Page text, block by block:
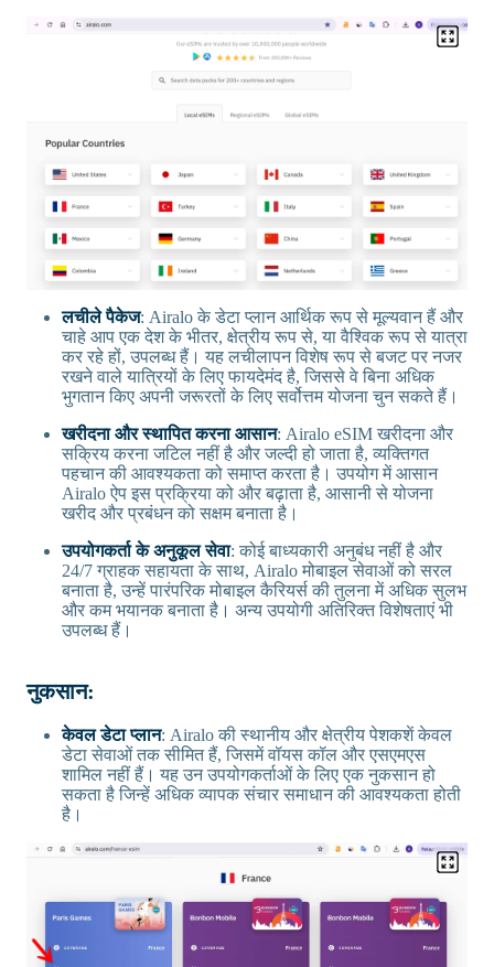
लचीले पैकेज: Airalo के डेटा प्लान आर्थिक रूप से मूल्यवान हैं और
चाहे आप एक देश के भीतर, क्षेत्रीय रूप से, या वैश्विक रूप से यात्रा
कर रहे हों, उपलब्ध हैं। यह लचीलापन विशेष रूप से बजट पर नजर
रखने वाले यात्रियों के लिए फायदेमंद है, जिससे वे बिना अधिक
भुगतान किए अपनी जरूरतों के लिए सर्वोत्तम योजना चुन सकते हैं।
खरीदना और स्थापित करना आसान: Airalo eSIM खरीदना और
सक्रिय करना जटिल नहीं है और जल्दी हो जाता है, व्यक्तिगत
पहचान की आवश्यकता को समाप्त करता है। उपयोग में आसान
Airalo ऐप इस प्रक्रिया को और बढ़ाता है, आसानी से योजना
खरीद और प्रबंधन को सक्षम बनाता है।
उपयोगकर्ता के अनुकूल सेवा: कोई बाध्यकारी अनुबंध नहीं है और
24/7 ग्राहक सहायता के साथ, Airalo मोबाइल सेवाओं को सरल
बनाता है, उन्हें पारंपरिक मोबाइल कैरियर्स की तुलना में अधिक सुलभ
और कम भयानक बनाता है। अन्य उपयोगी अतिरिक्त विशेषताएं भी
उपलब्ध हैं।
नुकसान:
केवल डेटा प्लान: Airalo की स्थानीय और क्षेत्रीय पेशकशें केवल
डेटा सेवाओं तक सीमित हैं, जिसमें वॉयस कॉल और एसएमएस
शामिल नहीं हैं। यह उन उपयोगकर्ताओं के लिए एक नुकसान हो
सकता है जिन्हें अधिक व्यापक संचार समाधान की आवश्यकता होती
है।